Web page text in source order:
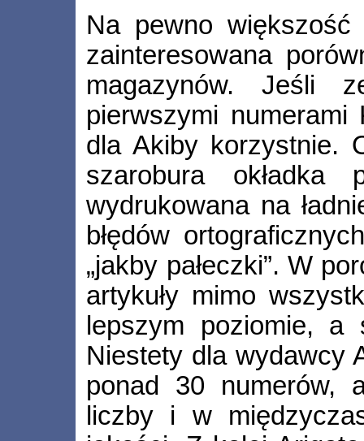
Na pewno
zainteresowana
magazynów. Jeśli
pierwszymi
dla Akiby korzystnie.
szarobura okładka
wydrukowana na
błędów
„jakby pałeczki”. W
artykuły mimo
lepszym poziomie,
Niestety dla wydawcy
ponad 30 numerów,
liczby i w